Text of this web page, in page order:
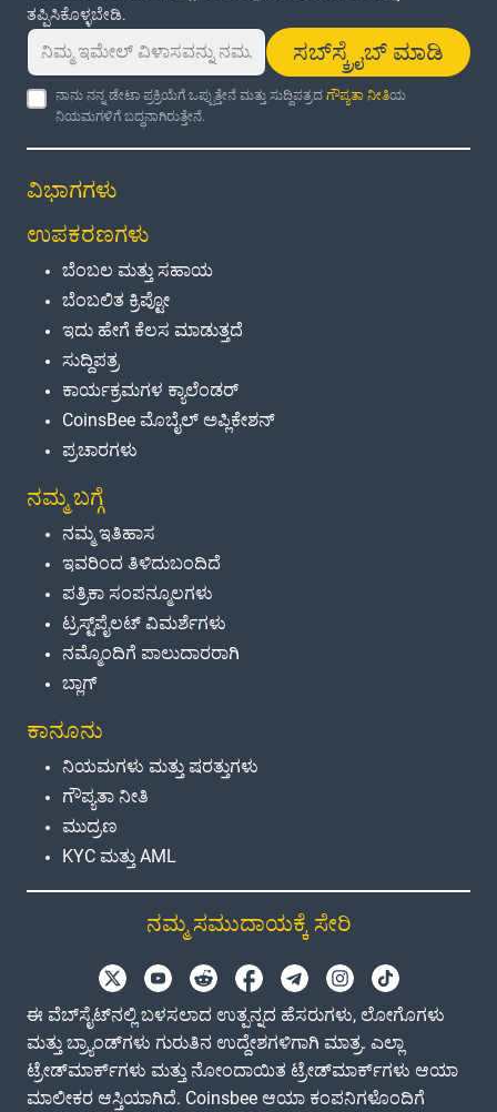
ತಪ್ಪಿಸಿಕೊಳ್ಳಬೇಡಿ.
ಸಬ್‌ಸ್ಕ್ರೈಬ್ ಮಾಡಿ
ನಾನು ನನ್ನ ಡೇಟಾ ಪ್ರಕ್ರಿಯೆಗೆ ಒಪ್ಪುತ್ತೇನೆ ಮತ್ತು ಸುದ್ದಿಪತ್ರದಗೌಪ್ಯತಾ ನೀತಿಯ
ನಿಯಮಗಳಿಗೆ ಬದ್ಧನಾಗಿರುತ್ತೇನೆ.
ವಿಭಾಗಗಳು
ಉಪಕರಣಗಳು
ಬೆಂಬಲ ಮತ್ತು ಸಹಾಯ
ಬೆಂಬಲಿತ ಕ್ರಿಪ್ಟೋ
ಇದು ಹೇಗೆ ಕೆಲಸ ಮಾಡುತ್ತದೆ
ಸುದ್ದಿಪತ್ರ
ಕಾರ್ಯಕ್ರಮಗಳ ಕ್ಯಾಲೆಂಡರ್
CoinsBee ಮೊಬೈಲ್ ಅಪ್ಲಿಕೇಶನ್
ಪ್ರಚಾರಗಳು
ನಮ್ಮ ಬಗ್ಗೆ
ನಮ್ಮ ಇತಿಹಾಸ
ಇವರಿಂದ ತಿಳಿದುಬಂದಿದೆ
ಪತ್ರಿಕಾ ಸಂಪನ್ಮೂಲಗಳು
ಟ್ರಸ್ಟ್‌ಪೈಲಟ್ ವಿಮರ್ಶೆಗಳು
ನಮ್ಮೊಂದಿಗೆ ಪಾಲುದಾರರಾಗಿ
ಬ್ಲಾಗ್
ಕಾನೂನು
ನಿಯಮಗಳು ಮತ್ತು ಷರತ್ತುಗಳು
ಗೌಪ್ಯತಾ ನೀತಿ
ಮುದ್ರಣ
KYC ಮತ್ತು AML
ನಮ್ಮ ಸಮುದಾಯಕ್ಕೆ ಸೇರಿ
ಈ ವೆಬ್‌ಸೈಟ್‌ನಲ್ಲಿ ಬಳಸಲಾದ ಉತ್ಪನ್ನದ ಹೆಸರುಗಳು, ಲೋಗೊಗಳು
ಮತ್ತು ಬ್ರ್ಯಾಂಡ್‌ಗಳು ಗುರುತಿನ ಉದ್ದೇಶಗಳಿಗಾಗಿ ಮಾತ್ರ. ಎಲ್ಲಾ
ಟ್ರೇಡ್‌ಮಾರ್ಕ್‌ಗಳು ಮತ್ತು ನೋಂದಾಯಿತ ಟ್ರೇಡ್‌ಮಾರ್ಕ್‌ಗಳು ಆಯಾ
ಮಾಲೀಕರ ಆಸ್ತಿಯಾಗಿದೆ. Coinsbee ಆಯಾ ಕಂಪನಿಗಳೊಂದಿಗೆ